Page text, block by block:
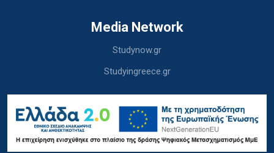
Media Network
Studynow.gr
Studyingreece.gr